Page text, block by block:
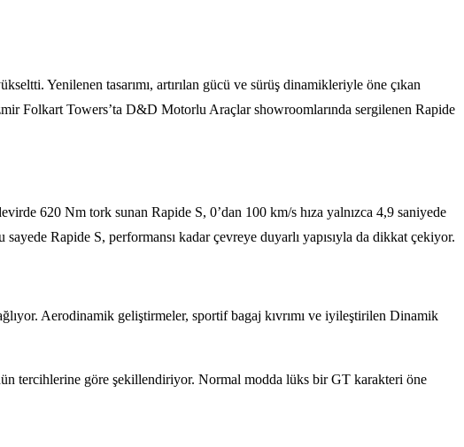
Yenilenen tasarımı, artırılan gücü ve sürüş dinamikleriyle öne çıkan
Folkart Towers’ta D&D Motorlu Araçlar showroomlarında sergilenen Rapide
620 Nm tork sunan Rapide S, 0’dan 100 km/s hıza yalnızca 4,9 saniyede
Rapide S, performansı kadar çevreye duyarlı yapısıyla da dikkat çekiyor.
Aerodinamik geliştirmeler, sportif bagaj kıvrımı ve iyileştirilen Dinamik
tercihlerine göre şekillendiriyor. Normal modda lüks bir GT karakteri öne